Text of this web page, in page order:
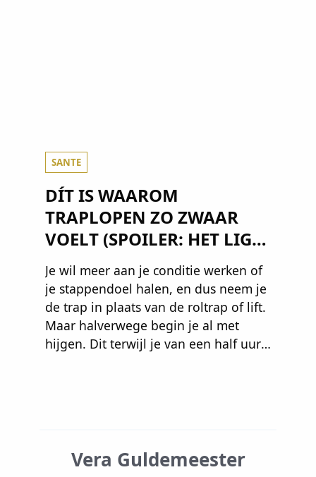
SANTE
DÍT IS WAAROM
TRAPLOPEN ZO ZWAAR
VOELT (SPOILER: HET LIGT
NIET AAN JE CONDITIE)
Je wil meer aan je conditie werken of
je stappendoel halen, en dus neem je
de trap in plaats van de roltrap of lift.
Maar halverwege begin je al met
hijgen. Dit terwijl je van een half uur
Vera Guldemeester